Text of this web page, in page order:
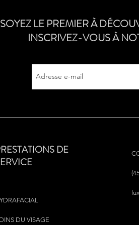
SOYEZ LE PREMIER À
INSCRIVEZ-VOUS À
DE
DU VISAGE